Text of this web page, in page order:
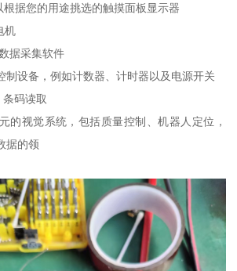
据您的用途挑选的触摸面板显示器
机
据采集软件
设备，例如计数器、计时器以及电源开关
码读取
的视觉系统，包括质量控制、机器人定位，
据的领